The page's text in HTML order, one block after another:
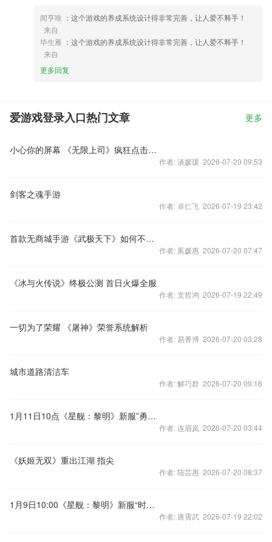
闻亨唯 ：这个游戏的养成系统设计得非常完善，让人爱不释手！
来自
毕生雁 ：这个游戏的养成系统设计得非常完善，让人爱不释手！
来自
更多回复
爱游戏登录入口热门文章 更多
小心你的屏幕 《无限上司》疯狂点击畅快来袭
作者: 谈媛瑗 2026-07-20 09:53
剑客之魂手游
作者: 卓仁飞 2026-07-19 23:42
首款无商城手游《武极天下》如何不花钱搞定一切？
作者: 奚媛惠 2026-07-20 07:47
《冰与火传说》终极公测 首日火爆全服
作者: 支哲鸿 2026-07-19 22:49
一切为了荣耀 《屠神》荣誉系统解析
作者: 易菁博 2026-07-20 03:28
城市道路清洁车
作者: 解巧群 2026-07-20 09:16
1月11日10点《星舰：黎明》新服”勇敢传说“
作者: 连眉岚 2026-07-20 03:44
《妖姬无双》重出江湖 指尖
作者: 陆芸惠 2026-07-20 08:37
1月9日10:00《星舰：黎明》新服“时光大战”
作者: 唐霄武 2026-07-19 22:02